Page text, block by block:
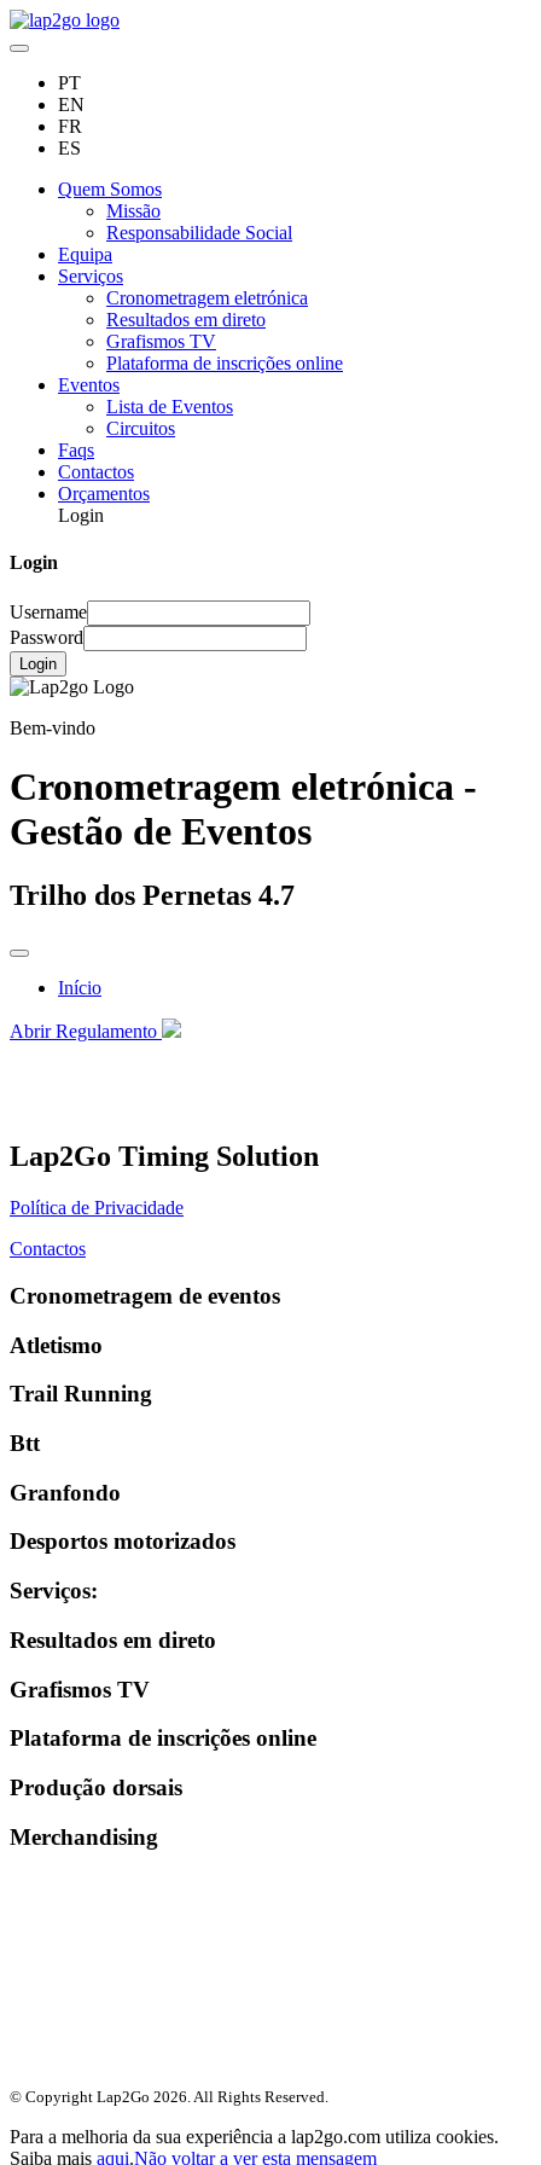
PT
EN
FR
ES
Quem Somos
Missão
Responsabilidade Social
Equipa
Serviços
Cronometragem eletrónica
Resultados em direto
Grafismos TV
Plataforma de inscrições online
Eventos
Lista de Eventos
Circuitos
Faqs
Contactos
Orçamentos
Login
Login
Username
Password
Login
Bem-vindo
Cronometragem eletrónica -
Gestão de Eventos
Trilho dos Pernetas 4.7
Início
Abrir Regulamento
Lap2Go Timing Solution
Política de Privacidade
Contactos
Cronometragem de eventos
Atletismo
Trail Running
Btt
Granfondo
Desportos motorizados
Serviços:
Resultados em direto
Grafismos TV
Plataforma de inscrições online
Produção dorsais
Merchandising
© Copyright Lap2Go 2026. All Rights Reserved.
Para a melhoria da sua experiência a lap2go.com utiliza cookies.
Saiba mais aqui.Não voltar a ver esta mensagem